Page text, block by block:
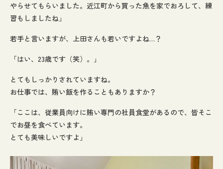
やらせてもらいました。近江町から買った魚を家でおろして、練
習もしましたね」
若手と言いますが、上田さんも若いですよね…？
「はい、23歳です（笑）。」
とてもしっかりされていますね。
お仕事では、賄い飯を作ることもありますか？
「ここは、従業員向けに賄い専門の社員食堂があるので、皆そこ
でお昼を食べています。
とても美味しいですよ」